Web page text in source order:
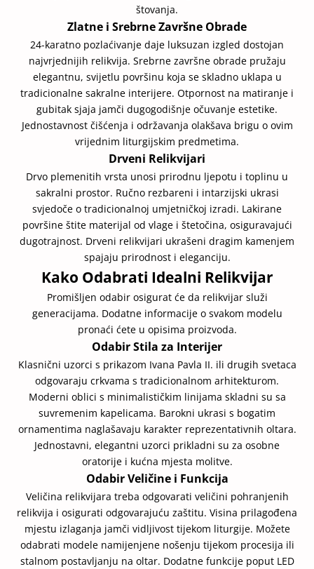
štovanja.
Zlatne i Srebrne Završne Obrade
24-karatno pozlaćivanje daje luksuzan izgled dostojan
najvrjednijih relikvija. Srebrne završne obrade pružaju
elegantnu, svijetlu površinu koja se skladno uklapa u
tradicionalne sakralne interijere. Otpornost na matiranje i
gubitak sjaja jamči dugogodišnje očuvanje estetike.
Jednostavnost čišćenja i održavanja olakšava brigu o ovim
vrijednim liturgijskim predmetima.
Drveni Relikvijari
Drvo plemenitih vrsta unosi prirodnu ljepotu i toplinu u
sakralni prostor. Ručno rezbareni i intarzijski ukrasi
svjedoče o tradicionalnoj umjetničkoj izradi. Lakirane
površine štite materijal od vlage i štetočina, osiguravajući
dugotrajnost. Drveni relikvijari ukrašeni dragim kamenjem
spajaju prirodnost i eleganciju.
Kako Odabrati Idealni Relikvijar
Promišljen odabir osigurat će da relikvijar služi
generacijama. Dodatne informacije o svakom modelu
pronaći ćete u opisima proizvoda.
Odabir Stila za Interijer
Klasnični uzorci s prikazom Ivana Pavla II. ili drugih svetaca
odgovaraju crkvama s tradicionalnom arhitekturom.
Moderni oblici s minimalističkim linijama skladni su sa
suvremenim kapelicama. Barokni ukrasi s bogatim
ornamentima naglašavaju karakter reprezentativnih oltara.
Jednostavni, elegantni uzorci prikladni su za osobne
oratorije i kućna mjesta molitve.
Odabir Veličine i Funkcija
Veličina relikvijara treba odgovarati veličini pohranjenih
relikvija i osigurati odgovarajuću zaštitu. Visina prilagođena
mjestu izlaganja jamči vidljivost tijekom liturgije. Možete
odabrati modele namijenjene nošenju tijekom procesija ili
stalnom postavljanju na oltar. Dodatne funkcije poput LED